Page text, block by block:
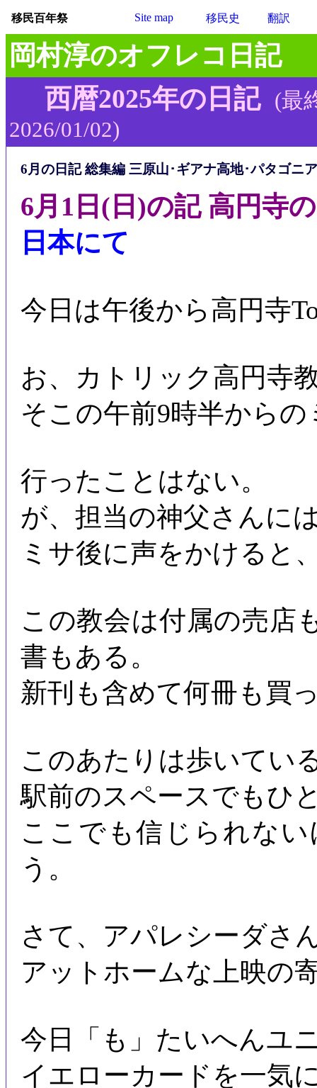
移民百年祭 Site map 移民史 翻訳
岡村淳のオフレコ日記
西暦2025年の日記 (最
2026/01/02)
6月の日記 総集編 三原山･ギアナ高地･パタゴニア
6月1日(日)の記 高円寺
日本にて
今日は午後から高円寺
お、カトリック高円寺
そこの午前9時半から
行ったことはない。
が、担当の神父さんに
ミサ後に声をかけると
この教会は付属の売店
書もある。
新刊も含めて何冊も買
このあたりは歩いてい
駅前のスペースでもひ
ここでも信じられな
う。
さて、アパレシーダさ
アットホームな上映の
今日「も」たいへんユ
イエローカードを一気